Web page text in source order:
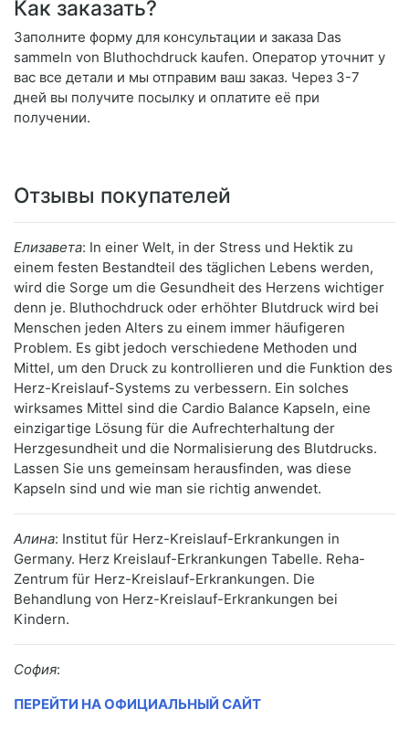
Как заказать?
Заполните форму для консультации и заказа Das
sammeln von Bluthochdruck kaufen. Оператор уточнит у
вас все детали и мы отправим ваш заказ. Через 3-7
дней вы получите посылку и оплатите её при
получении.
Отзывы покупателей
Елизавета: In einer Welt, in der Stress und Hektik zu
einem festen Bestandteil des täglichen Lebens werden,
wird die Sorge um die Gesundheit des Herzens wichtiger
denn je. Bluthochdruck oder erhöhter Blutdruck wird bei
Menschen jeden Alters zu einem immer häufigeren
Problem. Es gibt jedoch verschiedene Methoden und
Mittel, um den Druck zu kontrollieren und die Funktion des
Herz-Kreislauf-Systems zu verbessern. Ein solches
wirksames Mittel sind die Cardio Balance Kapseln, eine
einzigartige Lösung für die Aufrechterhaltung der
Herzgesundheit und die Normalisierung des Blutdrucks.
Lassen Sie uns gemeinsam herausfinden, was diese
Kapseln sind und wie man sie richtig anwendet.
Алина: Institut für Herz-Kreislauf-Erkrankungen in
Germany. Herz Kreislauf-Erkrankungen Tabelle. Reha-
Zentrum für Herz-Kreislauf-Erkrankungen. Die
Behandlung von Herz-Kreislauf-Erkrankungen bei
Kindern.
София:
ПЕРЕЙТИ НА ОФИЦИАЛЬНЫЙ САЙТ